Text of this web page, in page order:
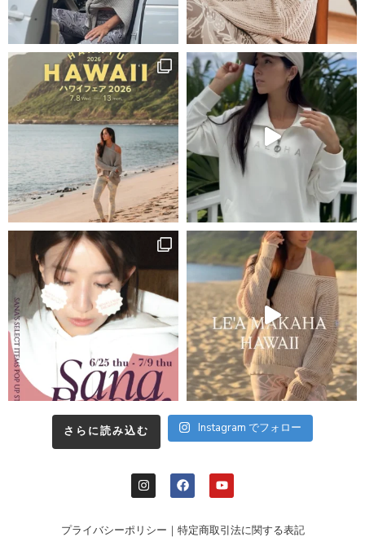
さらに読み込む Instagram でフォロー
プライバシーポリシー ｜ 特定商取引法に関する表記